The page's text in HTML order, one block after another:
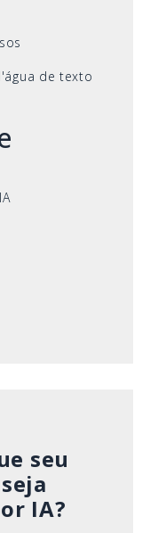
de texto
seu
IA?